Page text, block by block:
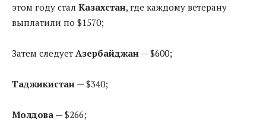
этом году стал Казахстан, где каждому ветерану
выплатили по $1570;
Затем следует Азербайджан — $600;
Таджикистан — $340;
Молдова — $266;